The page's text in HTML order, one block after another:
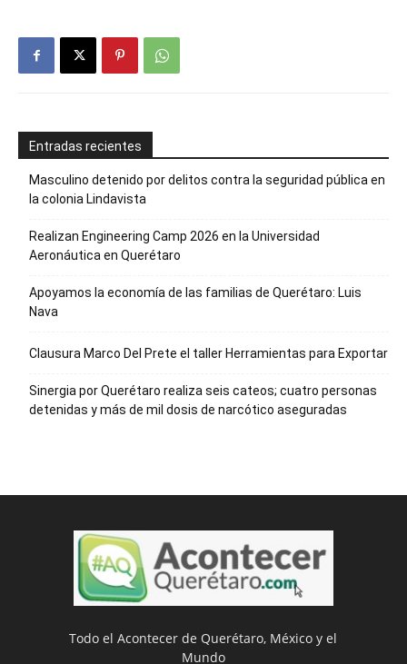
Entradas recientes
Masculino detenido por delitos contra la seguridad pública en
la colonia Lindavista
Realizan Engineering Camp 2026 en la Universidad
Aeronáutica en Querétaro
Apoyamos la economía de las familias de Querétaro: Luis
Nava
Clausura Marco Del Prete el taller Herramientas para Exportar
Sinergia por Querétaro realiza seis cateos; cuatro personas
detenidas y más de mil dosis de narcótico aseguradas
Todo el Acontecer de Querétaro, México y el
Mundo